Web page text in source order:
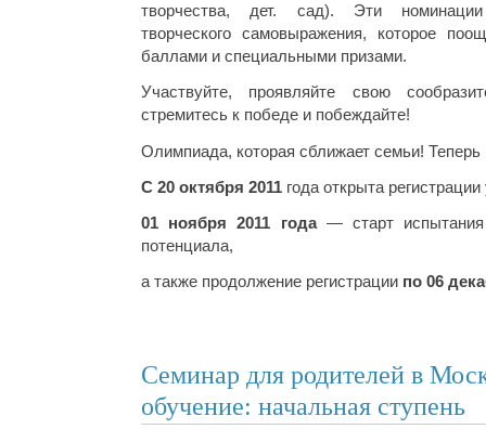
творчества, дет. сад). Эти
творческого самовыражения, которое
баллами и специальными призами.
Участвуйте, проявляйте свою
стремитесь к победе и побеждайте!
Олимпиада, которая сближает семьи! Теперь
С 20 октября 2011 года открыта
01 ноября 2011 года— старт испытания
потенциала,
а также продолжение регистрации по 06
Семинар для родителей в
обучение: начальная ступень